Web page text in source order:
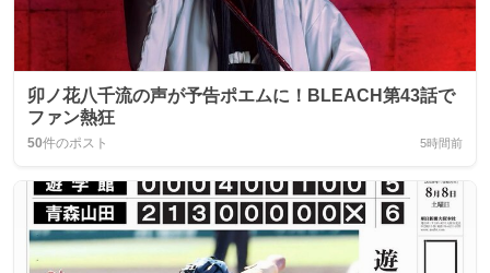
卯ノ花八千流の声が予告ポエムに！BLEACH第43話で
ファン熱狂
50件のポスト 5時間前